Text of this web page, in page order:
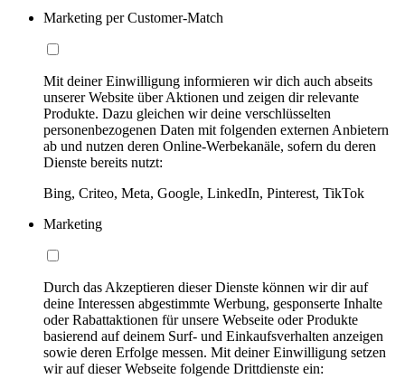
Marketing per Customer-Match
Mit deiner Einwilligung informieren wir dich auch abseits
unserer Website über Aktionen und zeigen dir relevante
Produkte. Dazu gleichen wir deine verschlüsselten
personenbezogenen Daten mit folgenden externen Anbietern
ab und nutzen deren Online-Werbekanäle, sofern du deren
Dienste bereits nutzt:
Bing, Criteo, Meta, Google, LinkedIn, Pinterest, TikTok
Marketing
Durch das Akzeptieren dieser Dienste können wir dir auf
deine Interessen abgestimmte Werbung, gesponserte Inhalte
oder Rabattaktionen für unsere Webseite oder Produkte
basierend auf deinem Surf- und Einkaufsverhalten anzeigen
sowie deren Erfolge messen. Mit deiner Einwilligung setzen
wir auf dieser Webseite folgende Drittdienste ein: